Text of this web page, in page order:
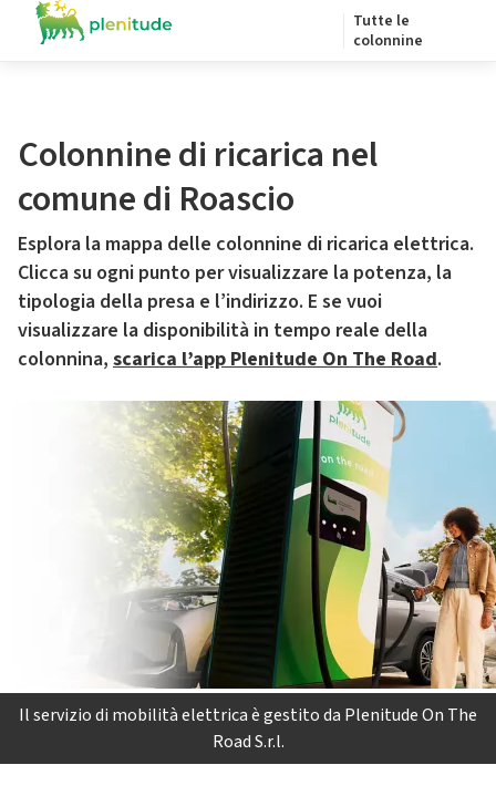
Tutte le
colonnine
Colonnine di ricarica nel
comune di Roascio
Esplora la mappa delle colonnine di ricarica elettrica.
Clicca su ogni punto per visualizzare la potenza, la
tipologia della presa e l’indirizzo. E se vuoi
visualizzare la disponibilità in tempo reale della
colonnina, scarica l’app Plenitude On The Road.
Il servizio di mobilità elettrica è gestito da Plenitude On The
Road S.r.l.